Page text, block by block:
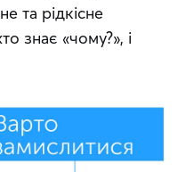
та рідкісне
знає «чому?», і